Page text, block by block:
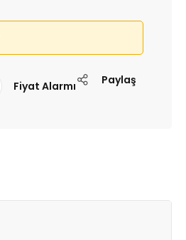
Fiyat Alarmı Paylaş